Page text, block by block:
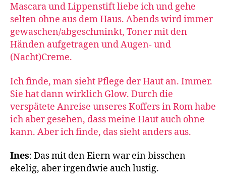
Mascara und Lippenstift liebe ich und gehe
selten ohne aus dem Haus. Abends wird immer
gewaschen/abgeschminkt, Toner mit den
Händen aufgetragen und Augen- und
(Nacht)Creme.
Ich finde, man sieht Pflege der Haut an. Immer.
Sie hat dann wirklich Glow. Durch die
verspätete Anreise unseres Koffers in Rom habe
ich aber gesehen, dass meine Haut auch ohne
kann. Aber ich finde, das sieht anders aus.
Ines: Das mit den Eiern war ein bisschen
ekelig, aber irgendwie auch lustig.